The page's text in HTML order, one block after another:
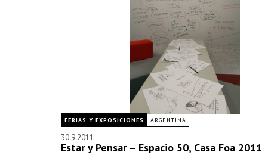
FERIAS Y EXPOSICIONES ARGENTINA
30.9.2011
Estar y Pensar – Espacio 50, Casa Foa 2011